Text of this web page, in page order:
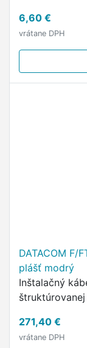
zariadenia
6,60 €
vrátane DPH
DATACOM F/
plášť modrý
Inštalačný
271,40 €
vrátane DPH